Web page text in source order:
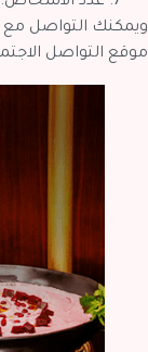
ويمكنك التواصل
موقع التواصل